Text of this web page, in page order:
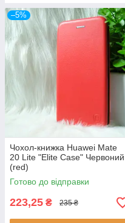
–5%
Чохол-книжка Huawei Mate
20 Lite "Elite Case" Червоний
(red)
Готово до відправки
223,25 ₴ 235 ₴